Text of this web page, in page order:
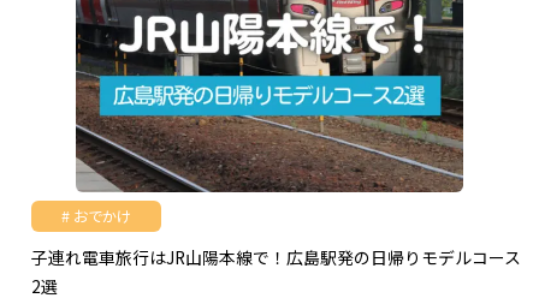
おでかけ
子連れ電車旅行はJR山陽本線で！広島駅発の日帰りモデルコース
2選